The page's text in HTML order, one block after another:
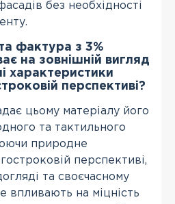
без необхідності
фактура з 3%
на зовнішній вигляд
характеристики
перспективі?
цьому матеріалу його
та тактильного
природне
перспективі,
та своєчасному
впливають на міцність